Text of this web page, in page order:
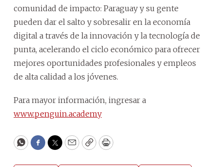
comunidad de impacto: Paraguay y su gente
pueden dar el salto y sobresalir en la economía
digital a través de la innovación y la tecnología de
punta, acelerando el ciclo económico para ofrecer
mejores oportunidades profesionales y empleos
de alta calidad a los jóvenes.
Para mayor información, ingresar a
www.penguin.academy
WhatsApp
Facebook
Twitter
EmailCopyPrint